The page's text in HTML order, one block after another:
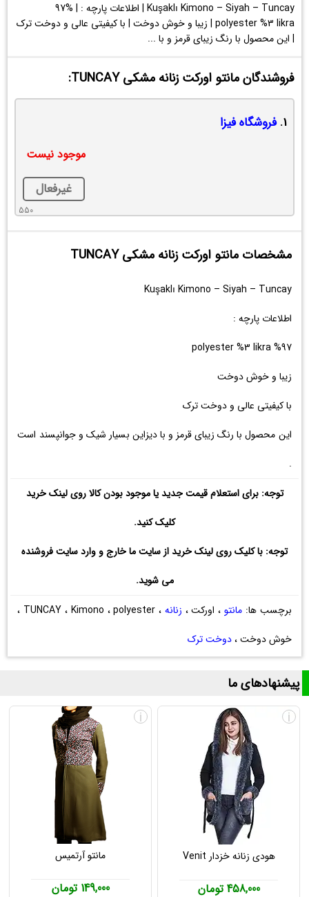
Kuşaklı Kimono – Siyah – Tuncay | اطلاعات پارچه : | %97
polyester %3 likra | زیبا و خوش دوخت | با کیفیتی عالی و دوخت ترک
| این محصول با رنگ زیبای قرمز و با ...
فروشندگان مانتو اورکت زنانه مشکی TUNCAY:
1. فروشگاه فیزا
موجود نیست
غیرفعال
550
مشخصات مانتو اورکت زنانه مشکی TUNCAY
Kuşaklı Kimono – Siyah – Tuncay
اطلاعات پارچه :
%97 polyester %3 likra
زیبا و خوش دوخت
با کیفیتی عالی و دوخت ترک
این محصول با رنگ زیبای قرمز و با دیزاین بسیار شیک و جوانپسند است
.
توجه: برای استعلام قیمت جدید یا موجود بودن کالا روی لینک خرید
کلیک کنید.
توجه: با کلیک روی لینک خرید از سایت ما خارج و وارد سایت فروشنده
می شوید.
برچسب ها: مانتو، اورکت ، زنانه
، TUNCAY ، Kimono ، polyester ،
خوش دوخت ،دوخت ترک
پیشنهادهای ما
هودی زنانه خزدار Venit
458,000 تومان
i
مانتو آرتمیس
149,000 تومان
i